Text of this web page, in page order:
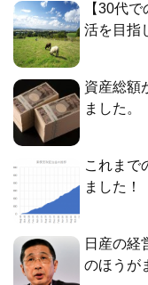
【30代
活を目指
資産総額
ました。
これまで
ました！
日産の経
のほうが